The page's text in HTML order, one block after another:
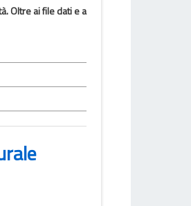
Oltre ai file dati e a